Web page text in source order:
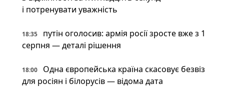
і потренувати уважність
18:35
путін оголосив: армія росії зросте вже з 1
серпня — деталі рішення
18:00
Одна європейська країна скасовує безвіз
для росіян і білорусів — відома дата